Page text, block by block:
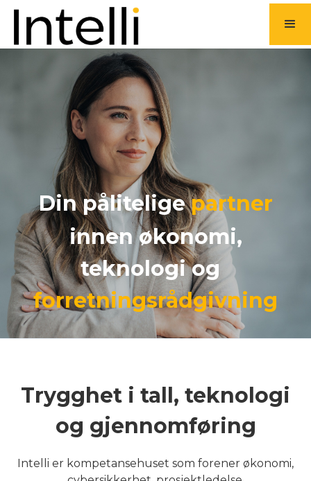
Din påliteligepartner
innen økonomi,
teknologi og
forretningsrådgivning
Trygghet i tall, teknologi
og gjennomføring
Intelli er kompetansehuset som forener økonomi,